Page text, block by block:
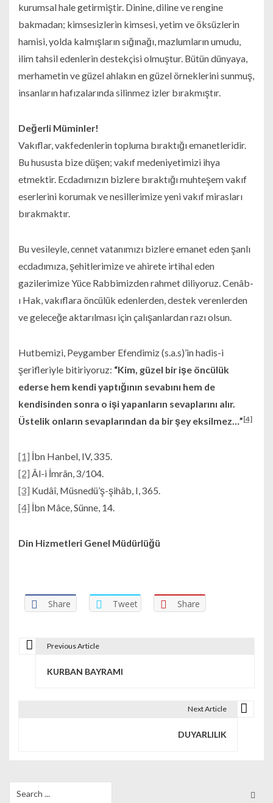
kurumsal hale getirmiştir. Dinine, diline ve rengine
bakmadan; kimsesizlerin kimsesi, yetim ve öksüzlerin
hamisi, yolda kalmışların sığınağı, mazlumların umudu,
ilim tahsil edenlerin destekçisi olmuştur. Bütün dünyaya,
merhametin ve güzel ahlakın en güzel örneklerini sunmuş,
insanların hafızalarında silinmez izler bırakmıştır.
Değerli Müminler!
Vakıflar, vakfedenlerin topluma bıraktığı emanetleridir.
Bu hususta bize düşen; vakıf medeniyetimizi ihya
etmektir. Ecdadımızın bizlere bıraktığı muhteşem vakıf
eserlerini korumak ve nesillerimize yeni vakıf mirasları
bırakmaktır.
Bu vesileyle, cennet vatanımızı bizlere emanet eden şanlı
ecdadımıza, şehitlerimize ve ahirete irtihal eden
gazilerimize Yüce Rabbimizden rahmet diliyoruz. Cenâb-
ı Hak, vakıflara öncülük edenlerden, destek verenlerden
ve geleceğe aktarılması için çalışanlardan razı olsun.
Hutbemizi, Peygamber Efendimiz (s.a.s)’in hadis-i
şerifleriyle bitiriyoruz: “Kim, güzel bir işe öncülük
ederse hem kendi yaptığının sevabını hem de
kendisinden sonra o işi yapanların sevaplarını alır.
Üstelik onların sevaplarından da bir şey eksilmez…”[4]
[1] İbn Hanbel, IV, 335.
[2] Âl-i İmrân, 3/104.
[3] Kudâî, Müsnedü’ş-şihâb, I, 365.
[4] İbn Mâce, Sünne, 14.
Din Hizmetleri Genel Müdürlüğü
Share Tweet Share
Previous Article
KURBAN BAYRAMI
Next Article
DUYARLILIK